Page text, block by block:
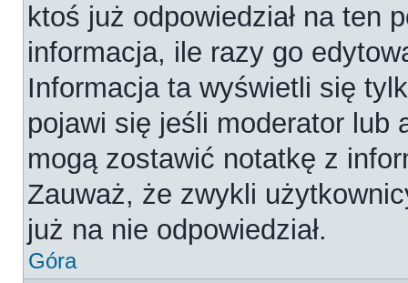
ktoś już odpowiedział na ten
informacja, ile razy go
Informacja ta wyświetli się
pojawi się jeśli moderator lub
mogą zostawić notatkę z
Zauważ, że zwykli
już na nie odpowiedział.
Góra